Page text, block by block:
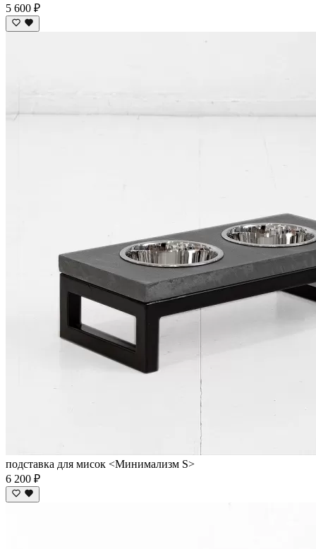
5 600 ₽
подставка для мисок <Минимализм S>
6 200 ₽